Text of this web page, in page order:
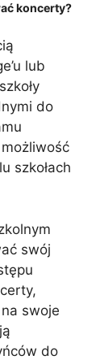
koncerty?
lub
do
szkołach
swój
swoje
do